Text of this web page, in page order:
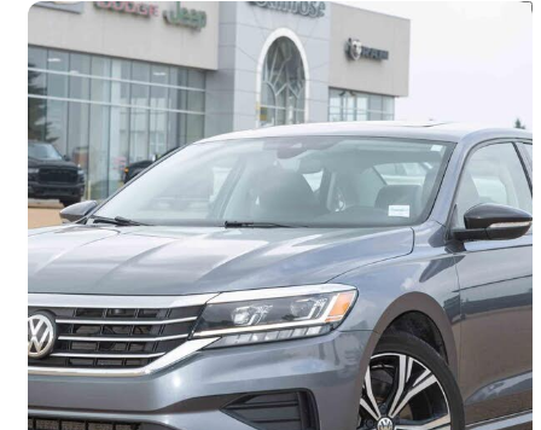
2022 Volkswagen Passat
2.0T Limited Edition FWD107 204 km